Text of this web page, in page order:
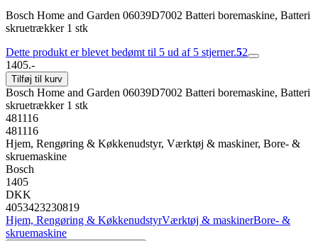
Bosch Home and Garden 06039D7002 Batteri boremaskine, Batteri
skruetrækker 1 stk
Dette produkt er blevet bedømt til 5 ud af 5 stjerner.52
1405.-
Tilføj til kurv
Bosch Home and Garden 06039D7002 Batteri boremaskine, Batteri
skruetrækker 1 stk
481116
481116
Hjem, Rengøring & Køkkenudstyr, Værktøj & maskiner, Bore- &
skruemaskine
Bosch
1405
DKK
4053423230819
Hjem, Rengøring & KøkkenudstyrVærktøj & maskinerBore- &
skruemaskine